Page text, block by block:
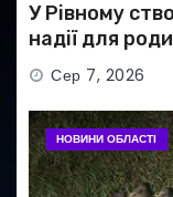
У Рівному
надії для
полонених
Сер 7, 2026
НОВИНИ ОБЛАСТІ